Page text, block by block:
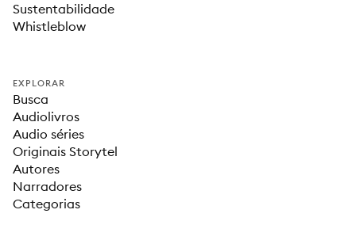
Sustentabilidade
Whistleblow
EXPLORAR
Busca
Audiolivros
Audio séries
Originais Storytel
Autores
Narradores
Categorias